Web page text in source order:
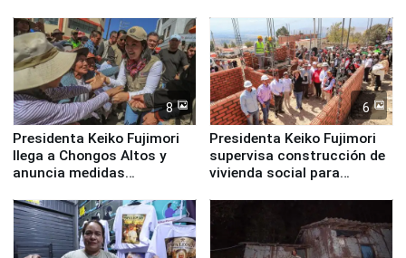
8
Presidenta Keiko Fujimori
llega a Chongos Altos y
anuncia medidas
educación, salud y empleo
6
Presidenta Keiko Fujimori
supervisa construcción de
vivienda social para